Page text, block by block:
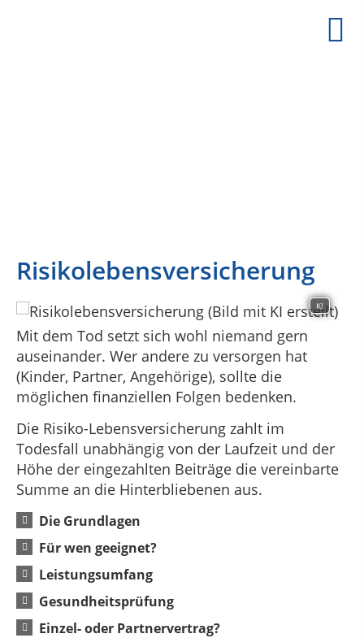
IHR VERSICHERUNGSMAKLER IN BERLIN
Risikolebensversicherung
KI
Mit dem Tod setzt sich wohl niemand gern
auseinander. Wer andere zu versorgen hat
(Kinder, Partner, Angehörige), sollte die
möglichen finanziellen Folgen bedenken.
Die Risiko-Lebensversicherung zahlt im
Todesfall unabhängig von der Laufzeit und der
Höhe der eingezahlten Beiträge die vereinbarte
Summe an die Hinterbliebenen aus.
Die Grundlagen
Für wen geeignet?
Leistungsumfang
Gesundheitsprüfung
Einzel- oder Partnervertrag?